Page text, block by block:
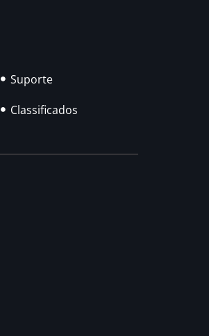
Suporte
Classificados